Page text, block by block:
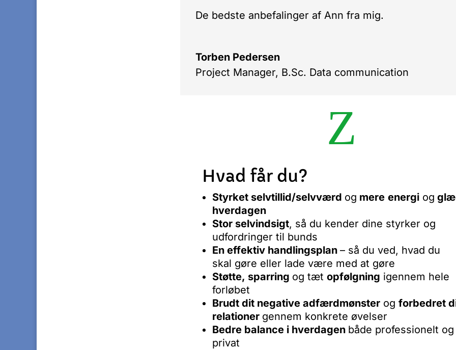
De bedste anbefalinger af Ann fra mig.
Torben Pedersen
Project Manager, B.Sc. Data communication
Z
Hvad får du?
Styrket selvtillid/selvværd og mere energiog
hverdagen
Stor selvindsigt, så du kender dine styrker og
udfordringer til bunds
En effektiv handlingsplan – så du ved, hvad du
skal gøre eller lade være med at gøre
Støtte, sparring og tæt opfølgning igennem hele
forløbet
Brudt dit negative adfærdmønsterog forbedret
relationer gennem konkrete øvelser
Bedre balance i hverdagen både professionelt og
privat